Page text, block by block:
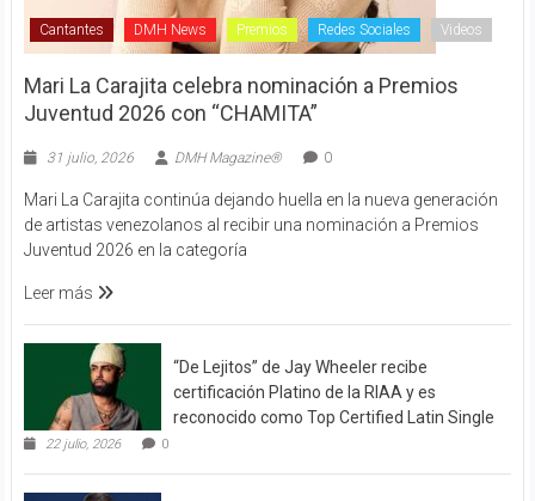
Cantantes DMH News Premios Redes Sociales Videos
Mari La Carajita celebra nominación a Premios
Juventud 2026 con “CHAMITA”
31 julio, 2026 DMH Magazine® 0
Mari La Carajita continúa dejando huella en la nueva generación
de artistas venezolanos al recibir una nominación a Premios
Juventud 2026 en la categoría
Leer más
“De Lejitos” de Jay Wheeler recibe
certificación Platino de la RIAA y es
reconocido como Top Certified Latin Single
22 julio, 2026 0